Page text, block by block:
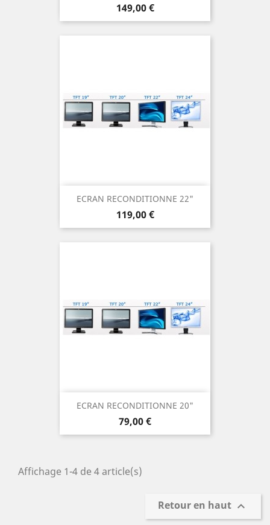
Prix
149,00 €
ECRAN RECONDITIONNE 22"
Prix
119,00 €
ECRAN RECONDITIONNE 20"
Prix
79,00 €
Affichage 1-4 de 4 article(s)
Retour en haut 